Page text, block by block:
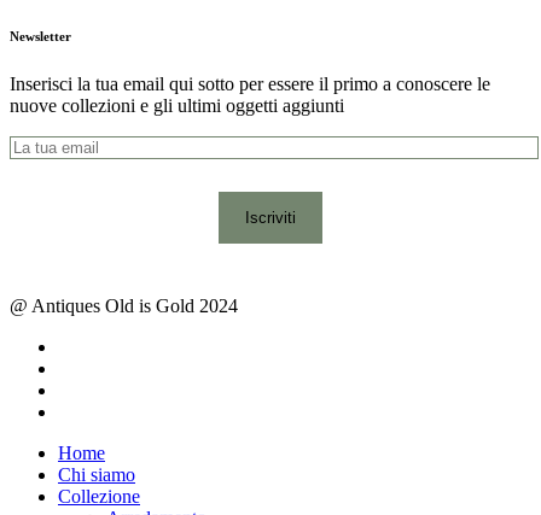
Newsletter
Inserisci la tua email qui sotto per essere il primo a conoscere le
nuove collezioni e gli ultimi oggetti aggiunti
@ Antiques Old is Gold 2024
Close
Menu
Home
Chi siamo
Collezione